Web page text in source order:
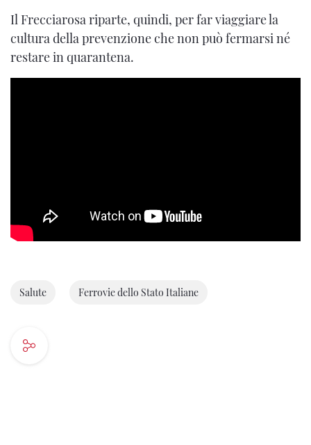
Il Frecciarosa riparte, quindi, per far viaggiare la
cultura della prevenzione che non può fermarsi né
restare in quarantena.
Salute Ferrovie dello Stato Italiane